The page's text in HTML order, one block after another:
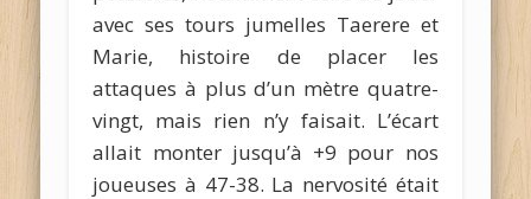
avec ses tours jumelles Taerere et
Marie, histoire de placer les
attaques à plus d’un mètre quatre-
vingt, mais rien n’y faisait. L’écart
allait monter jusqu’à +9 pour nos
joueuses à 47-38. La nervosité était